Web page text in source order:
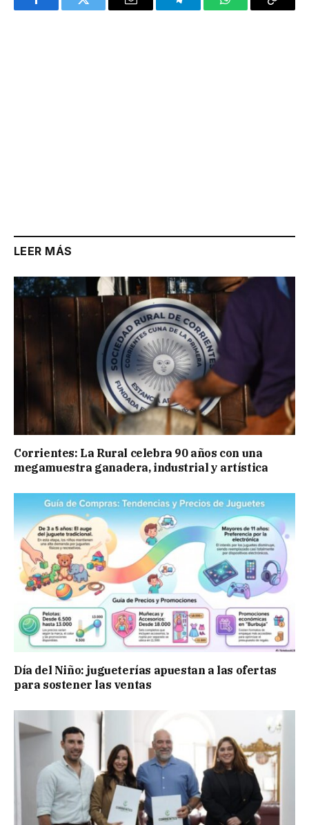
FacebookTwitter Email TelegramWhatsAppCopy
LEER MÁS
Corrientes: La Rural celebra 90 años con una
megamuestra ganadera, industrial y artística
Día del Niño: jugueterías apuestan a las ofertas
para sostener las ventas